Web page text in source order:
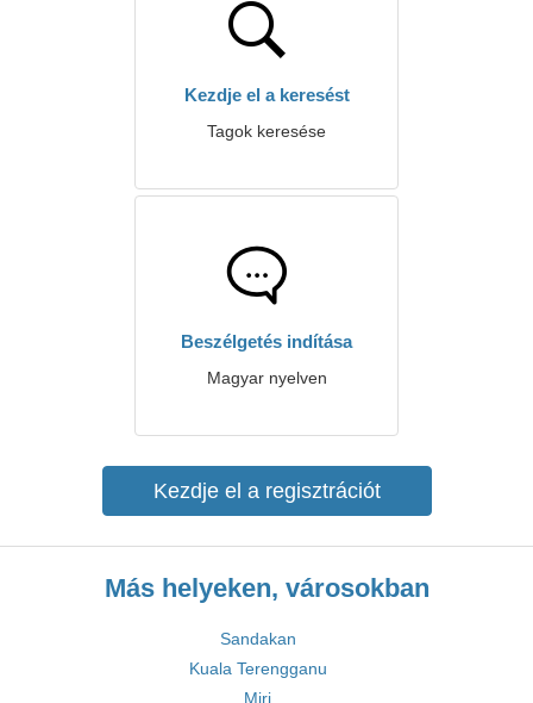
Kezdje el a keresést
Tagok keresése
Beszélgetés indítása
Magyar nyelven
Kezdje el a regisztrációt
Más helyeken, városokban
Sandakan
Kuala Terengganu
Miri